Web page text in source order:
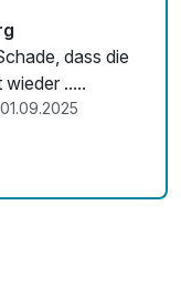
dass die
Jederzeit wieder .....